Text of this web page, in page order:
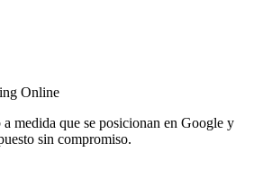
Online
medida que se posicionan en Google y
sin compromiso.